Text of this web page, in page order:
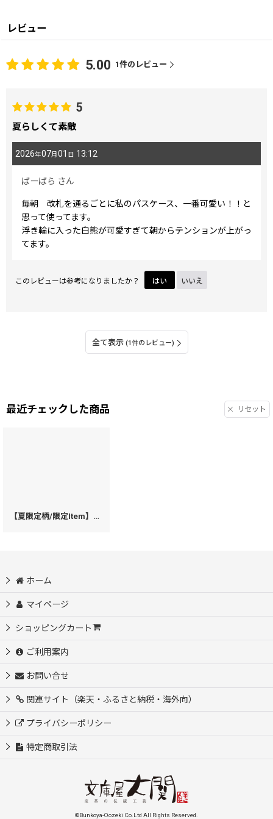
レビュー
5.00 1件のレビュー
5
夏らしくて素敵
2026年07月 01 日 13:12
ばーばら さん
毎朝 改札を通るごとに私のパスケース、一番可愛い！！と
思って使ってます。
浮き輪に入った白熊が可愛すぎて朝からテンションが上がっ
てます。
このレビューは参考になりましたか？ はい いいえ
全て表示 (1件のレビュー)
最近チェックした商品 リセット
【夏限定柄/限定Item】泳ぐま 両面文庫革のパスカードホルダー［t］
ホーム
マイページ
ショッピングカート
ご利用案内
お問い合せ
関連サイト（楽天・ふるさと納税・海外向）
プライバシーポリシー
特定商取引法
©Bunkoya-Oozeki Co.Ltd All Rights Reserved.